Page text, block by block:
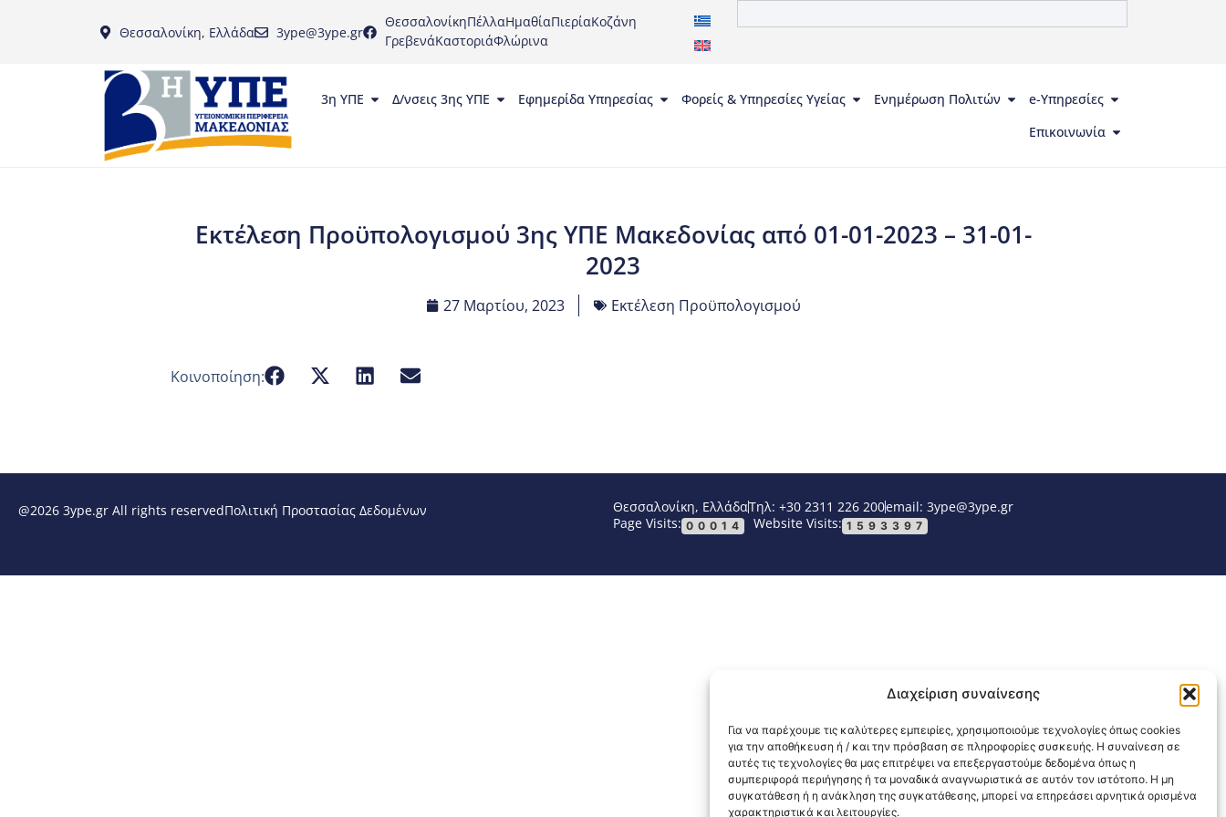
Διαχείριση συναίνεσης
Για να παρέχουμε τις καλύτερες εμπειρίες, χρησιμοποιούμε τεχνολογίες όπως cookies
για την αποθήκευση ή / και την πρόσβαση σε πληροφορίες συσκευής. Η συναίνεση σε
αυτές τις τεχνολογίες θα μας επιτρέψει να επεξεργαστούμε δεδομένα όπως η
συμπεριφορά περιήγησης ή τα μοναδικά αναγνωριστικά σε αυτόν τον ιστότοπο. Η μη
συγκατάθεση ή η ανάκληση της συγκατάθεσης, μπορεί να επηρεάσει αρνητικά ορισμένα
χαρακτηριστικά και λειτουργίες.
Θεσσαλονίκη, Ελλάδα 3ype@3ype.gr
ΘεσσαλονίκηΠέλλαΗμαθίαΠιερίαΚοζάνη
ΓρεβενάΚαστοριάΦλώρινα
3η ΥΠΕ Δ/νσεις 3ης ΥΠΕ Εφημερίδα Υπηρεσίας Φορείς & Υπηρεσίες Υγείας Ενημέρωση Πολιτών
e-Υπηρεσίες
Επικοινωνία
Εκτέλεση Προϋπολογισμού 3ης ΥΠΕ Μακεδονίας από 01-01-2023 – 31-01-
2023
27 Μαρτίου, 2023 Εκτέλεση Προϋπολογισμού
Κοινοποίηση:
@2026 3ype.gr All rights reservedΠολιτική Προστασίας Δεδομένων Θεσσαλονίκη, ΕλλάδαΤηλ: +30 2311 226 200email: 3ype@3ype.gr
Page Visits: 00014 Website Visits: 1593397